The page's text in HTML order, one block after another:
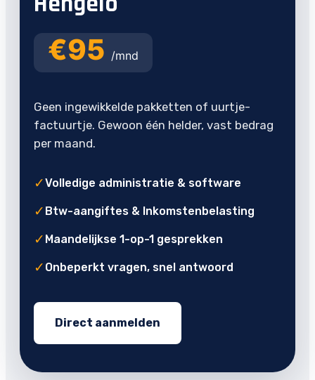
€95 /mnd
Geen ingewikkelde pakketten of uurtje-
factuurtje. Gewoon één helder, vast bedrag
per maand.
✓Volledige administratie & software
✓ Btw-aangiftes & Inkomstenbelasting
✓ Maandelijkse 1-op-1 gesprekken
✓ Onbeperkt vragen, snel antwoord
Direct aanmelden